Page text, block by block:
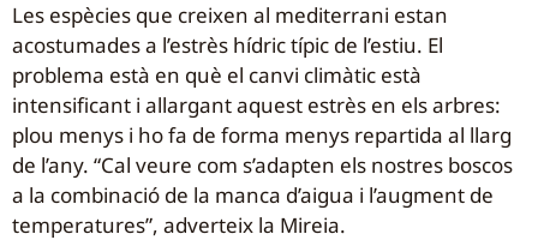
Les espècies que creixen al mediterrani estan
acostumades a l’estrès hídric típic de l’estiu. El
problema està en què el canvi climàtic està
intensificant i allargant aquest estrès en els arbres:
plou menys i ho fa de forma menys repartida al llarg
de l’any. “Cal veure com s’adapten els nostres boscos
a la combinació de la manca d’aigua i l’augment de
temperatures”, adverteix la Mireia.